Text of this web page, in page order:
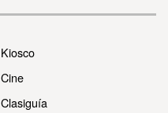
Kiosco
Cine
Clasiguía